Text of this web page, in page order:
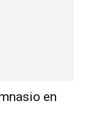
en